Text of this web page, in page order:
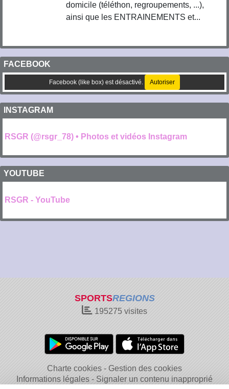
domicile (téléthon, regroupements, ...),
ainsi que les ENTRAINEMENTS et...
FACEBOOK
Facebook (like box) est désactivé. Autoriser
INSTAGRAM
RSGR (@rsgr_78) • Photos et vidéos Instagram
YOUTUBE
RSGR - YouTube
SPORTSREGIONS
195275 visites
Charte cookies
Gestion des cookies
Informations légales
Signaler un contenu inapproprié